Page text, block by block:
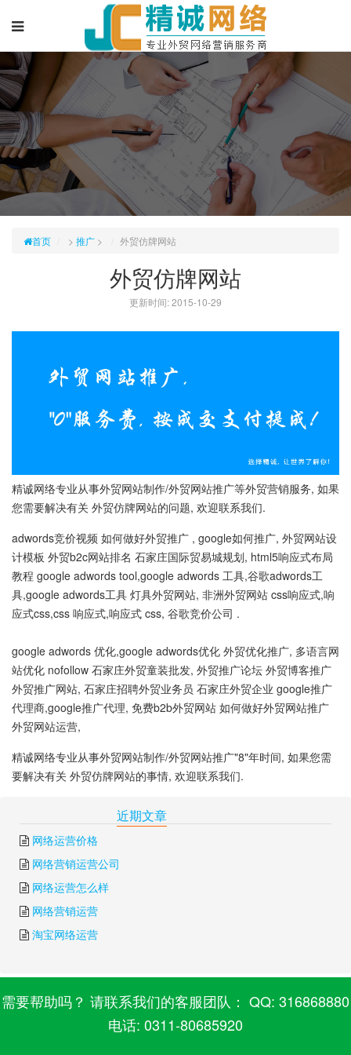
首页 > 推广 > 外贸仿牌网站
外贸仿牌网站
更新时间: 2015-10-29
精诚网络专业从事外贸网站制作/外贸网站推广等外贸营销服务, 如果
您需要解决有关 外贸仿牌网站的问题, 欢迎联系我们.
adwords竞价视频 如何做好外贸推广 , google如何推广, 外贸网站设
计模板 外贸b2c网站排名 石家庄国际贸易城规划, html5响应式布局
教程 google adwords tool,google adwords 工具,谷歌adwords工
具,google adwords工具 灯具外贸网站, 非洲外贸网站 css响应式,响
应式css,css 响应式,响应式 css, 谷歌竞价公司 .
google adwords 优化,google adwords优化 外贸优化推广, 多语言网
站优化 nofollow 石家庄外贸童装批发, 外贸推广论坛 外贸博客推广
外贸推广网站, 石家庄招聘外贸业务员 石家庄外贸企业 google推广
代理商,google推广代理, 免费b2b外贸网站 如何做好外贸网站推广
外贸网站运营,
精诚网络专业从事外贸网站制作/外贸网站推广"8"年时间, 如果您需
要解决有关 外贸仿牌网站的事情, 欢迎联系我们.
近期文章
网络运营价格
网络营销运营公司
网络运营怎么样
网络营销运营
淘宝网络运营
需要帮助吗？ 请联系我们的客服团队： QQ: 316868880
电话: 0311-80685920